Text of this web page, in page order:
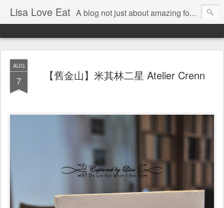
Lisa Love Eat A blog not just about amazing food , but also about the things I love
AUG
7 【舊金山】米其林二星 Atelier Crenn